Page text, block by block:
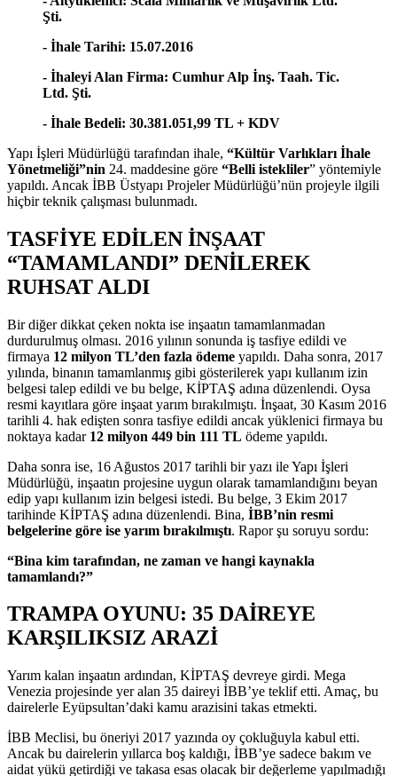
Şti.
- İhale Tarihi: 15.07.2016
- İhaleyi Alan Firma: Cumhur Alp İnş. Taah. Tic.
Ltd. Şti.
- İhale Bedeli: 30.381.051,99 TL + KDV
Yapı İşleri Müdürlüğü tarafından ihale, “Kültür Varlıkları İhale
Yönetmeliği”nin 24. maddesine göre “Belli istekliler” yöntemiyle
yapıldı. Ancak İBB Üstyapı Projeler Müdürlüğü’nün projeyle ilgili
hiçbir teknik çalışması bulunmadı.
TASFİYE EDİLEN İNŞAAT
“TAMAMLANDI” DENİLEREK
RUHSAT ALDI
Bir diğer dikkat çeken nokta ise inşaatın tamamlanmadan
durdurulmuş olması. 2016 yılının sonunda iş tasfiye edildi ve
firmaya 12 milyon TL’den fazla ödeme yapıldı. Daha sonra, 2017
yılında, binanın tamamlanmış gibi gösterilerek yapı kullanım izin
belgesi talep edildi ve bu belge, KİPTAŞ adına düzenlendi. Oysa
resmi kayıtlara göre inşaat yarım bırakılmıştı. İnşaat, 30 Kasım 2016
tarihli 4. hak edişten sonra tasfiye edildi ancak yüklenici firmaya bu
noktaya kadar 12 milyon 449 bin 111 TL ödeme yapıldı.
Daha sonra ise, 16 Ağustos 2017 tarihli bir yazı ile Yapı İşleri
Müdürlüğü, inşaatın projesine uygun olarak tamamlandığını beyan
edip yapı kullanım izin belgesi istedi. Bu belge, 3 Ekim 2017
tarihinde KİPTAŞ adına düzenlendi. Bina, İBB’nin resmi
belgelerine göre ise yarım bırakılmıştı. Rapor şu soruyu sordu:
“Bina kim tarafından, ne zaman ve hangi kaynakla
tamamlandı?”
TRAMPA OYUNU: 35 DAİREYE
KARŞILIKSIZ ARAZİ
Yarım kalan inşaatın ardından, KİPTAŞ devreye girdi. Mega
Venezia projesinde yer alan 35 daireyi İBB’ye teklif etti. Amaç, bu
dairelerle Eyüpsultan’daki kamu arazisini takas etmekti.
İBB Meclisi, bu öneriyi 2017 yazında oy çokluğuyla kabul etti.
Ancak bu dairelerin yıllarca boş kaldığı, İBB’ye sadece bakım ve
aidat yükü getirdiği ve takasa esas olacak bir değerleme yapılmadığı